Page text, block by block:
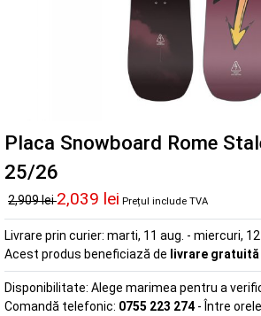
Placa Snowboard Rome
25/26
2,909 lei2,039 lei Prețul include TVA
Livrare prin curier: marti, 11 aug. - miercuri, 12
Acest produs beneficiază de livrare gratuită
Disponibilitate: Alege marimea pentru a
Comandă telefonic: 0755 223 274 - Între